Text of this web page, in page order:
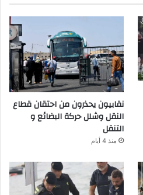
نقابيون يحذرون من احتقان قطاع
النقل وشلل حركة البضائع و
التنقل
منذ 4 أيام